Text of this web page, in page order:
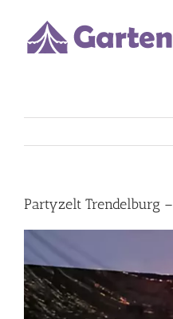
content
Partyzelt Trendelburg